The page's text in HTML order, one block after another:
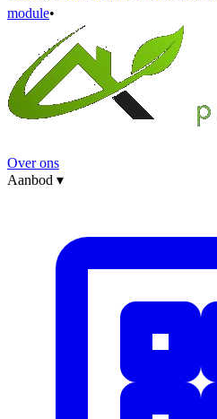
module•
Over ons
Aanbod ▾